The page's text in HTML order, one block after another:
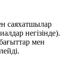
саяхатшылар
негізінде).
мен